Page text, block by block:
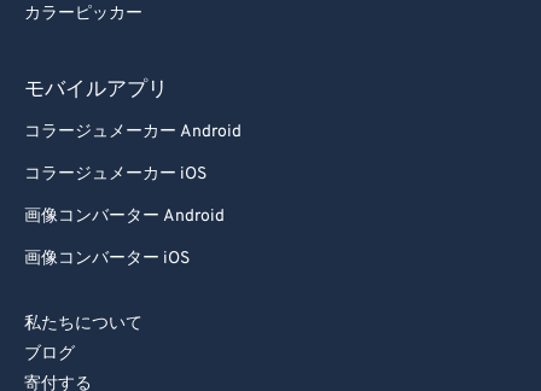
カラーピッカー
モバイルアプリ
コラージュメーカー Android
コラージュメーカー iOS
画像コンバーター Android
画像コンバーター iOS
私たちについて
ブログ
寄付する